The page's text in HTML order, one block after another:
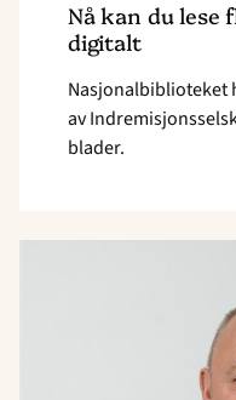
Nå kan du lese
digitalt
Nasjonalbiblioteket
av
blader.